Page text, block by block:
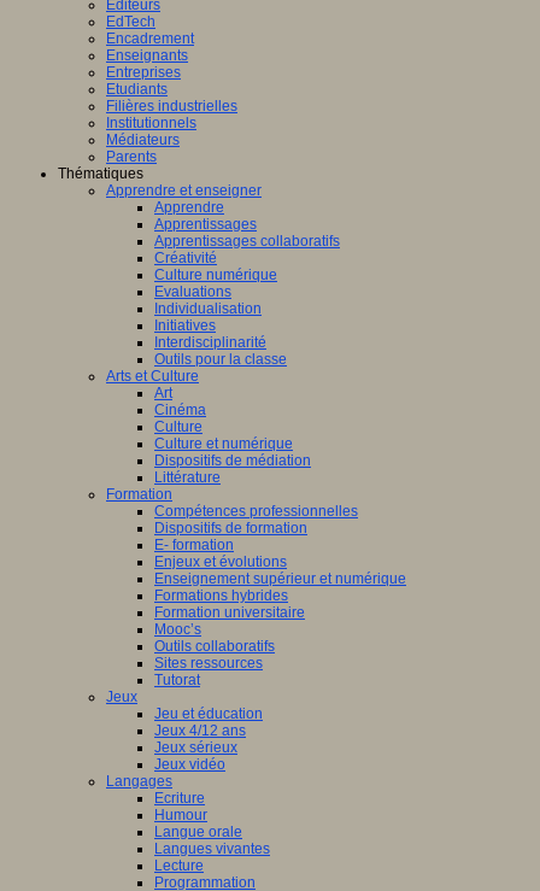
Editeurs
EdTech
Encadrement
Enseignants
Entreprises
Etudiants
Filières industrielles
Institutionnels
Médiateurs
Parents
Thématiques
Apprendre et enseigner
Apprendre
Apprentissages
Apprentissages collaboratifs
Créativité
Culture numérique
Evaluations
Individualisation
Initiatives
Interdisciplinarité
Outils pour la classe
Arts et Culture
Art
Cinéma
Culture
Culture et numérique
Dispositifs de médiation
Littérature
Formation
Compétences professionnelles
Dispositifs de formation
E- formation
Enjeux et évolutions
Enseignement supérieur et numérique
Formations hybrides
Formation universitaire
Mooc’s
Outils collaboratifs
Sites ressources
Tutorat
Jeux
Jeu et éducation
Jeux 4/12 ans
Jeux sérieux
Jeux vidéo
Langages
Ecriture
Humour
Langue orale
Langues vivantes
Lecture
Programmation